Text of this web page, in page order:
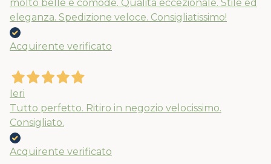
molto belle e comode. Qualità eccezionale. Stile ed
eleganza. Spedizione veloce. Consigliatissimo!
Acquirente verificato
Ieri
Tutto perfetto. Ritiro in negozio velocissimo.
Consigliato.
Acquirente verificato
Spedizioni garantite prima della
chiusura solo per gli ordini effettuati